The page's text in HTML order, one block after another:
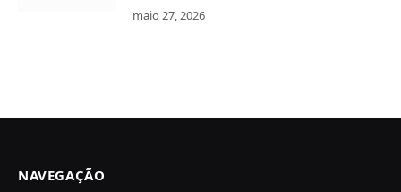
maio 27, 2026
NAVEGAÇÃO